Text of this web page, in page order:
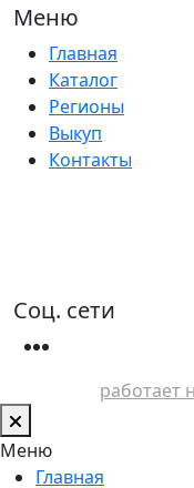
Меню
Главная
Каталог
Регионы
Выкуп
Контакты
Соц. сети
работает
Меню
Главная